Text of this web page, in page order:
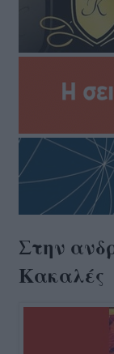
Στην
Κακαλές